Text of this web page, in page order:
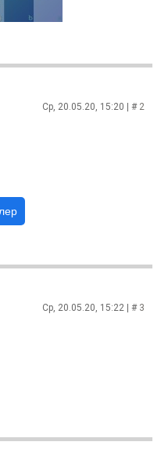
Ср, 20.05.20, 15:20 | # 2
Ср, 20.05.20, 15:22 | # 3